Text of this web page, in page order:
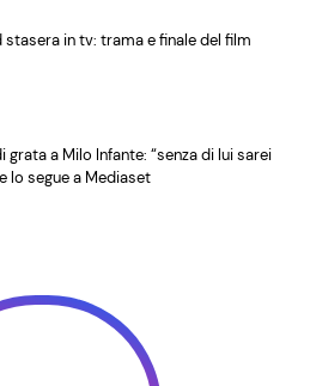
stasera in tv: trama e finale del film
a Milo Infante: “senza di lui sarei
lo segue a Mediaset